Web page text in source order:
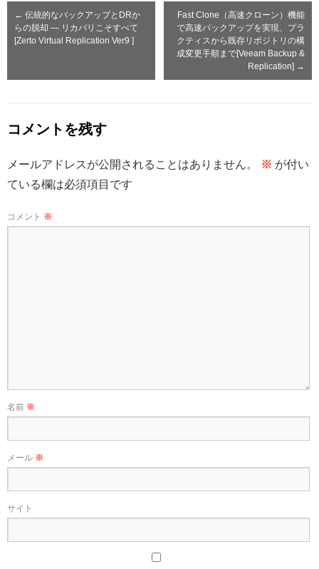
← 伝統的なバックアップとDRか
らの脱却 — リカバリこそすべて
[Zerto Virtual Replication Ver9 ]
Fast Clone（高速クローン）機能
で高速バックアップを実現、プラ
クティスから既存リポジトリの構
成変更手順まで[Veeam Backup &
Replication] →
コメントを残す
メールアドレスが公開されることはありません。 ※ が付い
ている欄は必須項目です
コメント ※
名前 ※
メール ※
サイト